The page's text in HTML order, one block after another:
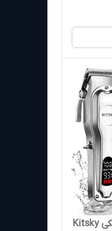
ماشین اصلاح حیوانات کیتسکی Kitsky